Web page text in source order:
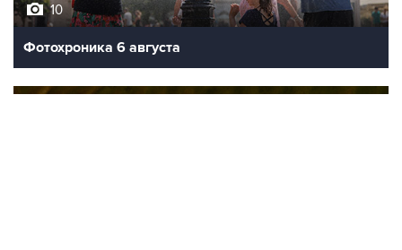
10
Фотохроника 6 августа